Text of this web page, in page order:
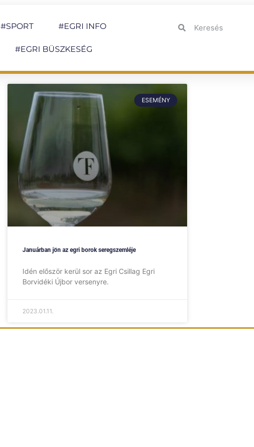
#SPORT #EGRI INFO
#EGRI BÜSZKESÉG
ESEMÉNY
Januárban jön az egri borok seregszemléje
Idén először kerül sor az Egri Csillag Egri
Borvidéki Újbor versenyre.
2023.01.11.